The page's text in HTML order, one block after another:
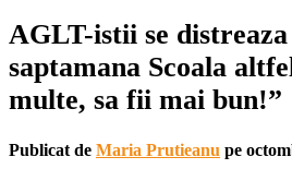
AGLT-istii se
saptamana Scoala
multe, sa fii mai bun!”
Publicat de Maria Prutieanu pe